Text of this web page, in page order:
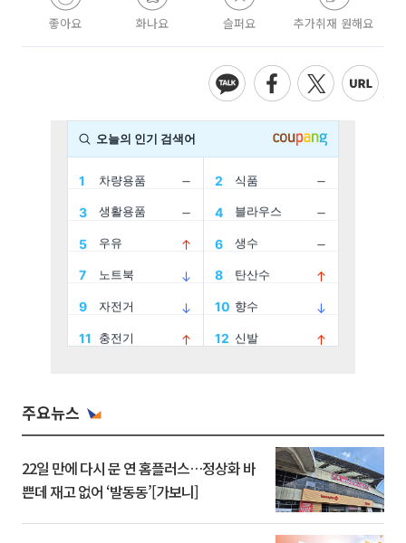
좋아요 화나요 슬퍼요 추가취재 원해요
주요뉴스
22일 만에 다시 문 연 홈플러스…정상화 바
쁜데 재고 없어 ‘발동동’[가보니]